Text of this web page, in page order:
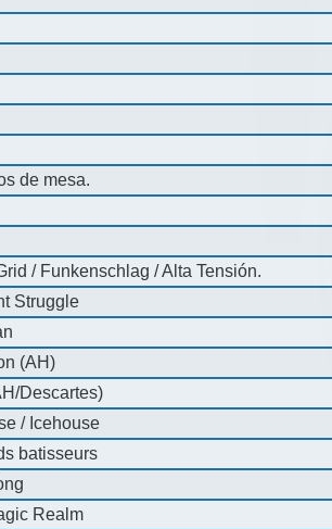
de mesa.
/ Funkenschlag / Alta Tensión.
Struggle
(AH)
Descartes)
/ Icehouse
batisseurs
Realm